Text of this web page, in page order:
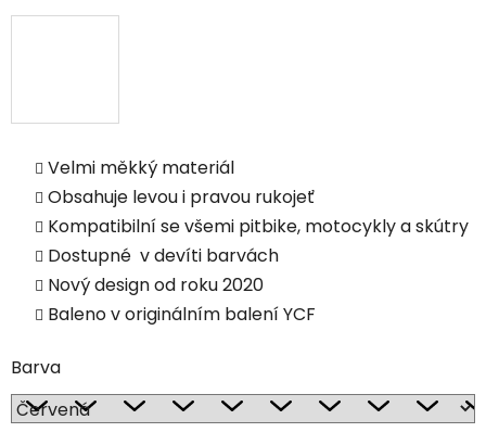
Velmi měkký materiál
Obsahuje levou i pravou rukojeť
Kompatibilní se všemi pitbike, motocykly a skútry
Dostupné v devíti barvách
Nový design od roku 2020
Baleno v originálním balení YCF
Barva